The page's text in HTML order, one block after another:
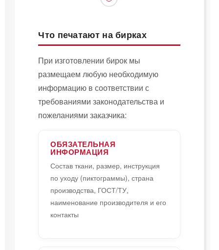
Что печатают на бирках
При изготовлении бирок мы
размещаем любую необходимую
информацию в соответствии с
требованиями законодательства и
пожеланиями заказчика:
ОБЯЗАТЕЛЬНАЯ
ИНФОРМАЦИЯ
Состав ткани, размер, инструкция
по уходу (пиктограммы), страна
производства, ГОСТ/ТУ,
наименование производителя и его
контакты